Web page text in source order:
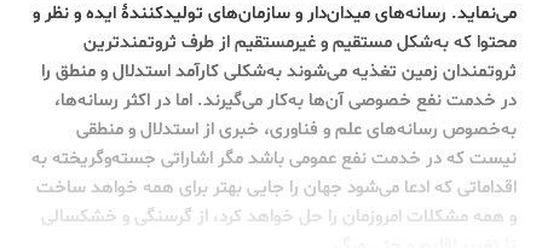
می‌نماید. رسانه‌های میدان‌دار و سازمان‌های تولیدکنندۀ ایده و نظر و
محتوا که به‌شکل مستقیم و غیرمستقیم از طرف ثروتمندترین
ثروتمندان ‏زمین تغذیه می‌شوند به‌شکلی کارآمد استدلال و منطق را
در خدمت نفع خصوصی آن‌ها به‌کار می‌گیرند. اما در اکثر رسانه‌ها،
به‌خصوص رسانه‌های علم و فناوری، خبری از استدلال و منطقی
نیست که ‏در خدمت نفع عمومی باشد مگر اشاراتی جسته‌وگریخته به
اقداماتی که ادعا ‏می‌شود جهان را جایی بهتر برای همه خواهد ساخت
و همه مشکلات امروزمان را ‏حل خواهد کرد، از گرسنگی و خشکسالی